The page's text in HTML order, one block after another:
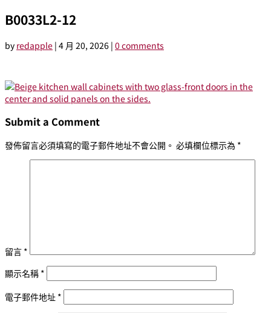
B0033L2-12
by redapple | 4 月 20, 2026 | 0 comments
Submit a Comment
發佈留言必須填寫的電子郵件地址不會公開。 必填欄位標示為 *
留言 *
顯示名稱 *
電子郵件地址 *